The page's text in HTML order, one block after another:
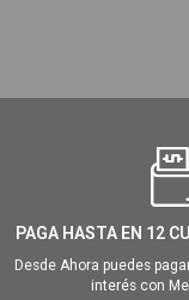
PAGA HASTA EN 12
Desde Ahora puedes
interés con